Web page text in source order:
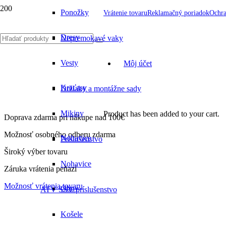
Vrátenie tovaruReklamačný poriadok
Môj účet
Product has been added to your cart.
Dresy
Kraťasy
Nohavice
Obuv
Ponožky
Vesty
Mikiny
Nohavice
Košele
Nepremokavé vaky
Držiaky a montážne sady
Príslušenstvo
ATV SSV príslušenstvo
Doprava zdarma pri nákupe nad 100€
Možnosť osobného odberu zdarma
Široký výber tovaru
Záruka vrátenia peňazí
Možnosť vrátenia tovaru